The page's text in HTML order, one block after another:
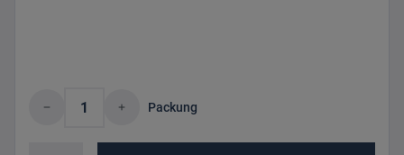
Produkt Anzahl: Gib den gewünschten
Packung